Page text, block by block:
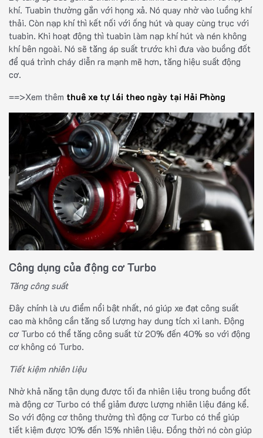
khí. Tuabin thường gắn với họng xả. Nó quay nhờ vào luồng khí
thải. Còn nạp khí thì kết nối với ống hút và quay cùng trục với
tuabin. Khi hoạt động thì tuabin làm nạp khí hút và nén không
khí bên ngoài. Nó sẽ tăng áp suất trước khi đưa vào buồng đốt
để quá trình cháy diễn ra mạnh mẽ hơn, tăng hiệu suất động
cơ.
==>Xem thêm thuê xe tự lái theo ngày tại Hải Phòng
Công dụng của động cơ Turbo
Tăng công suất
Đây chính là ưu điểm nổi bật nhất, nó giúp xe đạt công suất
cao mà không cần tăng số lượng hay dung tích xi lanh. Động
cơ Turbo có thể tăng công suất từ 20% đến 40% so với động
cơ không có Turbo.
Tiết kiệm nhiên liệu
Nhờ khả năng tận dụng được tối đa nhiên liệu trong buồng đốt
mà động cơ Turbo có thể giảm được lượng nhiên liệu đáng kể.
So với động cơ thông thường thì động cơ Turbo có thể giúp
tiết kiệm được 10% đến 15% nhiên liệu. Đồng thời nó còn giúp